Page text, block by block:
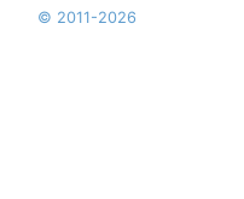
© 2011-2026